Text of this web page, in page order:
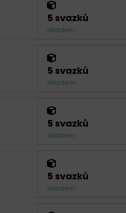
5 svazků
skladem
5 svazků
skladem
5 svazků
skladem
5 svazků
skladem